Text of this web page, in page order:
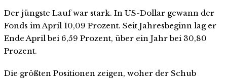
Der jüngste Lauf war stark. In US-Dollar gewann der
Fonds im April 10,09 Prozent. Seit Jahresbeginn lag er
Ende April bei 6,59 Prozent, über ein Jahr bei 30,80
Prozent.
Die größten Positionen zeigen, woher der Schub